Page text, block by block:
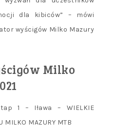
dla kibiców” – mówi
wyścigów Milko Mazury
Milko
1 – Iława – WIELKIE
MILKO MAZURY MTB